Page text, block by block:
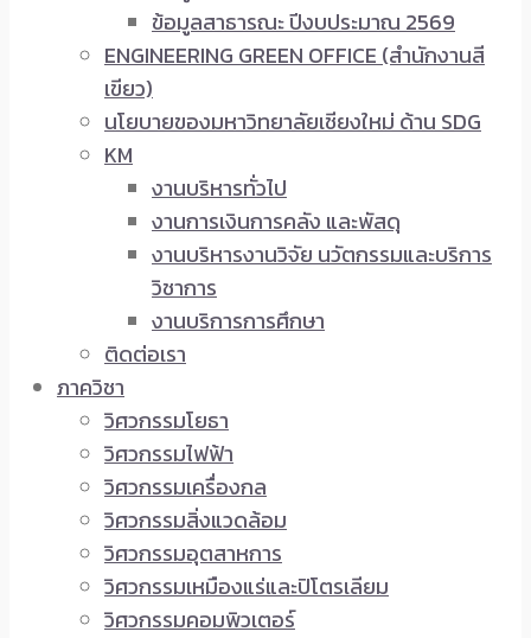
ข้อมูลสาธารณะ ปีงบประมาณ 2569
ENGINEERING GREEN OFFICE (สำนักงานสี
เขียว)
นโยบายของมหาวิทยาลัยเชียงใหม่ ด้าน SDG
KM
งานบริหารทั่วไป
งานการเงินการคลัง และพัสดุ
งานบริหารงานวิจัย นวัตกรรมและบริการ
วิชาการ
งานบริการการศึกษา
ติดต่อเรา
ภาควิชา
วิศวกรรมโยธา
วิศวกรรมไฟฟ้า
วิศวกรรมเครื่องกล
วิศวกรรมสิ่งแวดล้อม
วิศวกรรมอุตสาหการ
วิศวกรรมเหมืองแร่และปิโตรเลียม
วิศวกรรมคอมพิวเตอร์